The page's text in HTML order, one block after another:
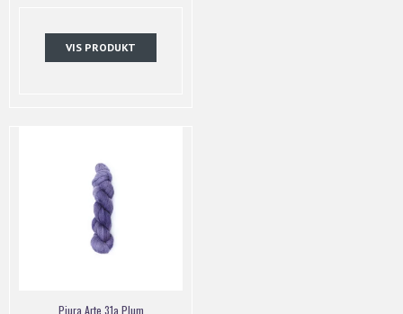
VIS PRODUKT
Piura Arte 31a Plum